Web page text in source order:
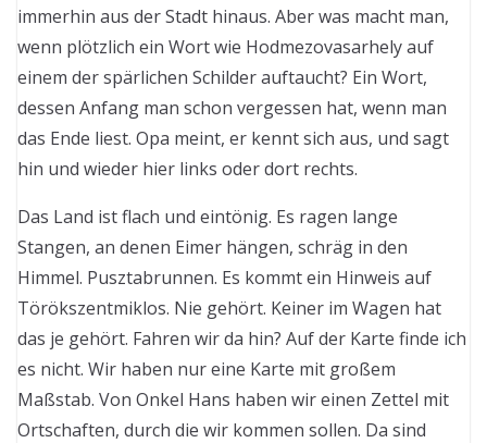
immerhin aus der Stadt hinaus. Aber was macht man,
wenn plötzlich ein Wort wie Hodmezovasarhely auf
einem der spärlichen Schilder auftaucht? Ein Wort,
dessen Anfang man schon vergessen hat, wenn man
das Ende liest. Opa meint, er kennt sich aus, und sagt
hin und wieder hier links oder dort rechts.
Das Land ist flach und eintönig. Es ragen lange
Stangen, an denen Eimer hängen, schräg in den
Himmel. Pusztabrunnen. Es kommt ein Hinweis auf
Törökszentmiklos. Nie gehört. Keiner im Wagen hat
das je gehört. Fahren wir da hin? Auf der Karte finde ich
es nicht. Wir haben nur eine Karte mit großem
Maßstab. Von Onkel Hans haben wir einen Zettel mit
Ortschaften, durch die wir kommen sollen. Da sind